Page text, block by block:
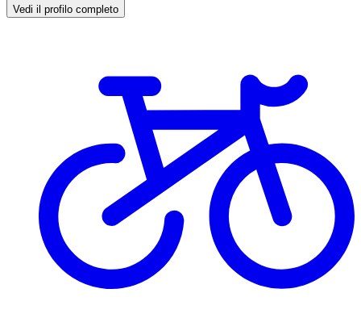
Vedi il profilo completo